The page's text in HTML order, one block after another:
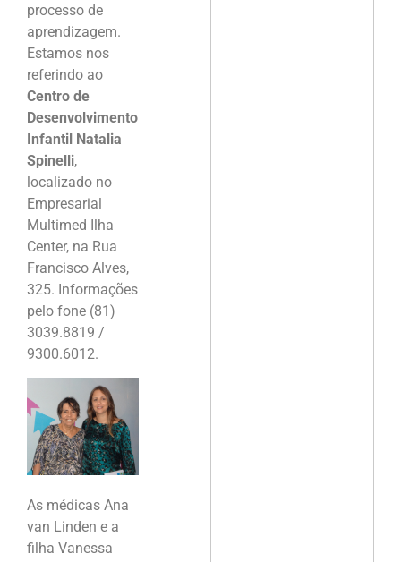
processo de
aprendizagem.
Estamos nos
referindo ao
Centro de
Desenvolvimento
Infantil Natalia
Spinelli,
localizado no
Empresarial
Multimed Ilha
Center, na Rua
Francisco Alves,
325. Informações
pelo fone (81)
3039.8819 /
9300.6012.
As médicas Ana
van Linden e a
filha Vanessa